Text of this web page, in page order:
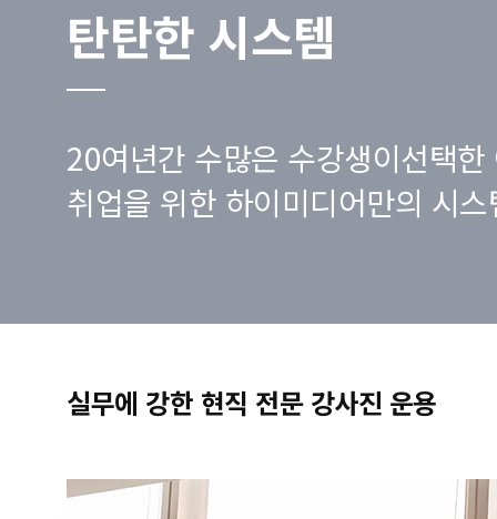
탄탄한 시스템
20여년간 수많은 수강생이선택한
취업을 위한 하이미디어만의 시
실무에 강한 현직 전문 강사진 운용